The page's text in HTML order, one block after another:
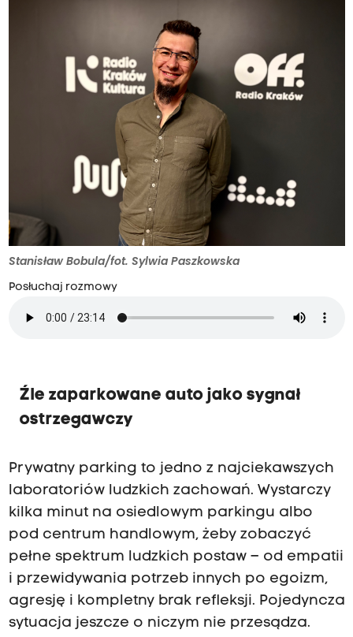
Stanisław Bobula/fot. Sylwia Paszkowska
Posłuchaj rozmowy
Źle zaparkowane auto jako sygnał
ostrzegawczy
Prywatny parking to jedno z najciekawszych
laboratoriów ludzkich zachowań. Wystarczy
kilka minut na osiedlowym parkingu albo
pod centrum handlowym, żeby zobaczyć
pełne spektrum ludzkich postaw – od empatii
i przewidywania potrzeb innych po egoizm,
agresję i kompletny brak refleksji. Pojedyncza
sytuacja jeszcze o niczym nie przesądza.